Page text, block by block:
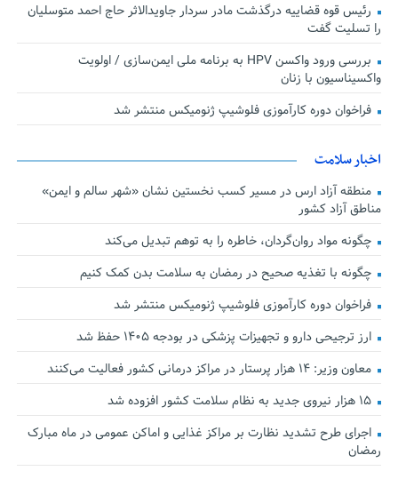
رئیس قوه قضاییه درگذشت مادر سردار جاویدالاثر حاج احمد متوسلیان
را تسلیت گفت
بررسی ورود واکسن HPV به برنامه ملی ایمن‌سازی / اولویت
واکسیناسیون با زنان
فراخوان دوره کارآموزی فلوشیپ ژنومیکس منتشر شد
اخبار سلامت
منطقه آزاد ارس در مسیر کسب نخستین نشان «شهر سالم و ایمن»
مناطق آزاد کشور
چگونه مواد روان‌گردان، خاطره را به توهم تبدیل می‌کند
چگونه با تغذیه صحیح در رمضان به سلامت بدن کمک کنیم
فراخوان دوره کارآموزی فلوشیپ ژنومیکس منتشر شد
ارز ترجیحی دارو و تجهیزات پزشکی در بودجه ۱۴۰۵ حفظ شد
معاون وزیر: ۱۴ هزار پرستار در مراکز درمانی کشور فعالیت می‌کنند
۱۵ هزار نیروی جدید به نظام سلامت کشور افزوده شد
اجرای طرح تشدید نظارت بر مراکز غذایی و اماکن عمومی در ماه مبارک
رمضان